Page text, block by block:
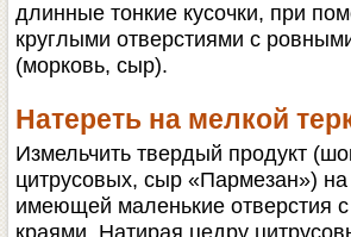
длинные тонкие кусочки, при
круглыми отверстиями с
(морковь, сыр).
Натереть на мелкой
Измельчить твердый продукт
цитрусовых, сыр «Пармезан») на
имеющей маленькие отверстия
краями. Натирая цедру